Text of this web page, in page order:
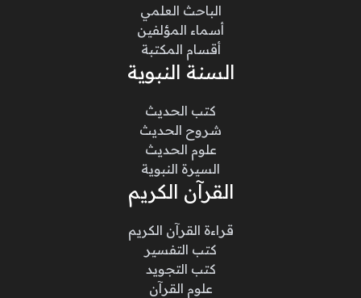
الباحث العلمي
أسماء المؤلفين
أقسام المكتبة
السنة النبوية
كتب الحديث
شروح الحديث
علوم الحديث
السيرة النبوية
القرآن الكريم
قراءة القرآن الكريم
كتب التفسير
كتب التجويد
علوم القرآن